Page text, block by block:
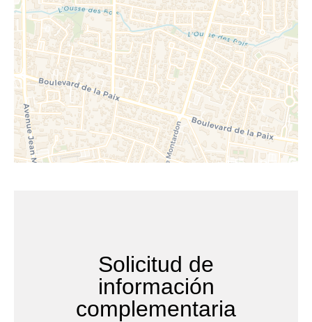
Solicitud de
información
complementaria